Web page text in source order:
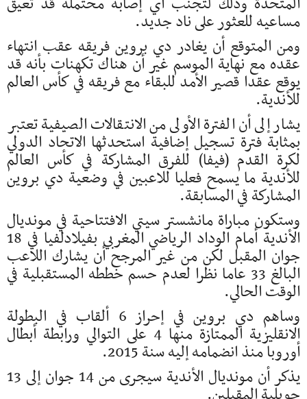
مساعيه للعثور على ناد جديد.
ومن المتوقع أن يغادر دي بروين فريقه عقب انتهاء
عقده مع نهاية الموسم غير أن هناك تكهنات بأنه قد
يوقع عقدا قصير الأمد للبقاء مع فريقه في كأس العالم
للأندية.
يشار إلى أن الفترة الأولى من الانتقالات الصيفية تعتبر
بمثابة فترة تسجيل إضافية استحدثها الاتحاد الدولي
لكرة القدم (فيفا) للفرق المشاركة في كأس العالم
للأندية ما يسمح فعليا للاعبين في وضعية دي بروين
المشاركة في المسابقة.
وستكون مباراة مانشستر سيتي الافتتاحية في مونديال
الأندية أمام الوداد الرياضي المغربي بفيلادلفيا في 18
جوان المقبل لكن من غير المرجح أن يشارك اللاعب
البالغ 33 عاما نظرا لعدم حسم خططه المستقبلية في
الوقت الحالي.
وساهم دي بروين في إحراز 6 ألقاب في البطولة
الانقليزية الممتازة منها 4 على التوالي ورابطة أبطال
أوروبا منذ انضمامه إليه سنة 2015.
يذكر أن مونديال الأندية سيجرى من 14 جوان إلى 13